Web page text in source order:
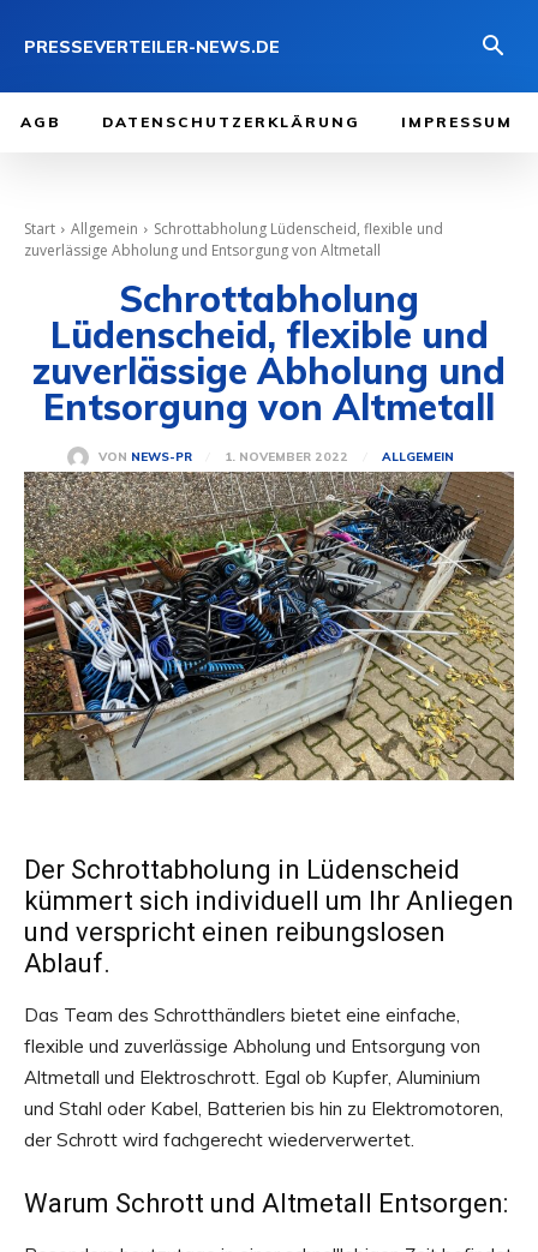
PRESSEVERTEILER-NEWS.DE
AGB DATENSCHUTZERKLÄRUNG IMPRESSUM
Start Allgemein
Schrottabholung Lüdenscheid, flexible und
zuverlässige Abholung und Entsorgung von Altmetall
Schrottabholung
Lüdenscheid, flexible und
zuverlässige Abholung und
Entsorgung von Altmetall
VON NEWS-PR 1. NOVEMBER 2022 ALLGEMEIN
Der Schrottabholung in Lüdenscheid
kümmert sich individuell um Ihr Anliegen
und verspricht einen reibungslosen
Ablauf.
Das Team des Schrotthändlers bietet eine einfache,
flexible und zuverlässige Abholung und Entsorgung von
Altmetall und Elektroschrott. Egal ob Kupfer, Aluminium
und Stahl oder Kabel, Batterien bis hin zu Elektromotoren,
der Schrott wird fachgerecht wiederverwertet.
Warum Schrott und Altmetall Entsorgen: